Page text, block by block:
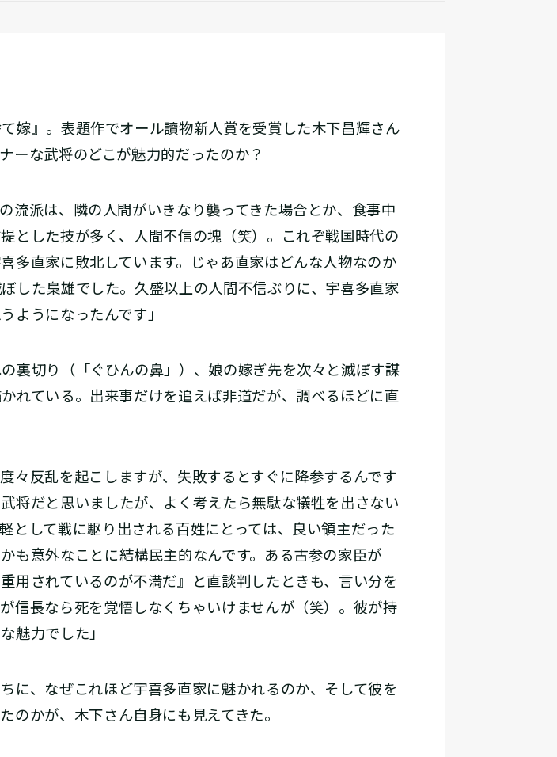
嫁』。表題作でオール讀物新人賞を受賞した木下昌輝さん
ーな武将のどこが魅力的だったのか？
流派は、隣の人間がいきなり襲ってきた場合とか、食事中
とした技が多く、人間不信の塊（笑）。これぞ戦国時代の
多直家に敗北しています。じゃあ直家はどんな人物なのか
した梟雄でした。久盛以上の人間不信ぶりに、宇喜多直家
ようになったんです」
裏切り（「ぐひんの鼻」）、娘の嫁ぎ先を次々と滅ぼす謀
れている。出来事だけを追えば非道だが、調べるほどに直
度々反乱を起こしますが、失敗するとすぐに降参するんです
将だと思いましたが、よく考えたら無駄な犠牲を出さない
として戦に駆り出される百姓にとっては、良い領主だった
も意外なことに結構民主的なんです。ある古参の家臣が
重用されているのが不満だ』と直談判したときも、言い分を
信長なら死を覚悟しなくちゃいけませんが（笑）。彼が持
魅力でした」
に、なぜこれほど宇喜多直家に魅かれるのか、そして彼を
のかが、木下さん自身にも見えてきた。